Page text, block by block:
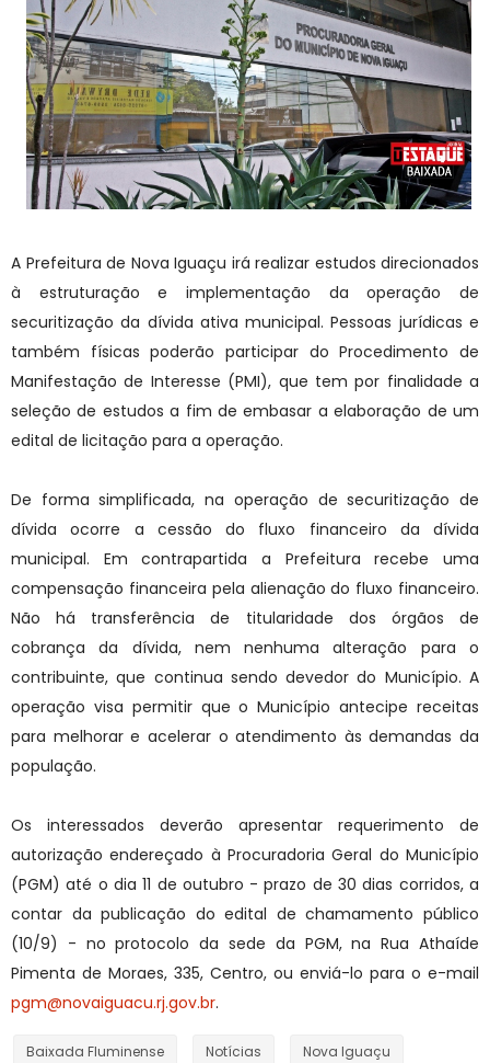
A Prefeitura de Nova Iguaçu irá realizar estudos direcionados
à estruturação e implementação da operação de
securitização da dívida ativa municipal. Pessoas jurídicas e
também físicas poderão participar do Procedimento de
Manifestação de Interesse (PMI), que tem por finalidade a
seleção de estudos a fim de embasar a elaboração de um
edital de licitação para a operação.
De forma simplificada, na operação de securitização de
dívida ocorre a cessão do fluxo financeiro da dívida
municipal. Em contrapartida a Prefeitura recebe uma
compensação financeira pela alienação do fluxo financeiro.
Não há transferência de titularidade dos órgãos de
cobrança da dívida, nem nenhuma alteração para o
contribuinte, que continua sendo devedor do Município. A
operação visa permitir que o Município antecipe receitas
para melhorar e acelerar o atendimento às demandas da
população.
Os interessados deverão apresentar requerimento de
autorização endereçado à Procuradoria Geral do Município
(PGM) até o dia 11 de outubro - prazo de 30 dias corridos, a
contar da publicação do edital de chamamento público
(10/9) - no protocolo da sede da PGM, na Rua Athaíde
Pimenta de Moraes, 335, Centro, ou enviá-lo para o e-mail
pgm@novaiguacu.rj.gov.br.
Baixada Fluminense Notícias Nova Iguaçu